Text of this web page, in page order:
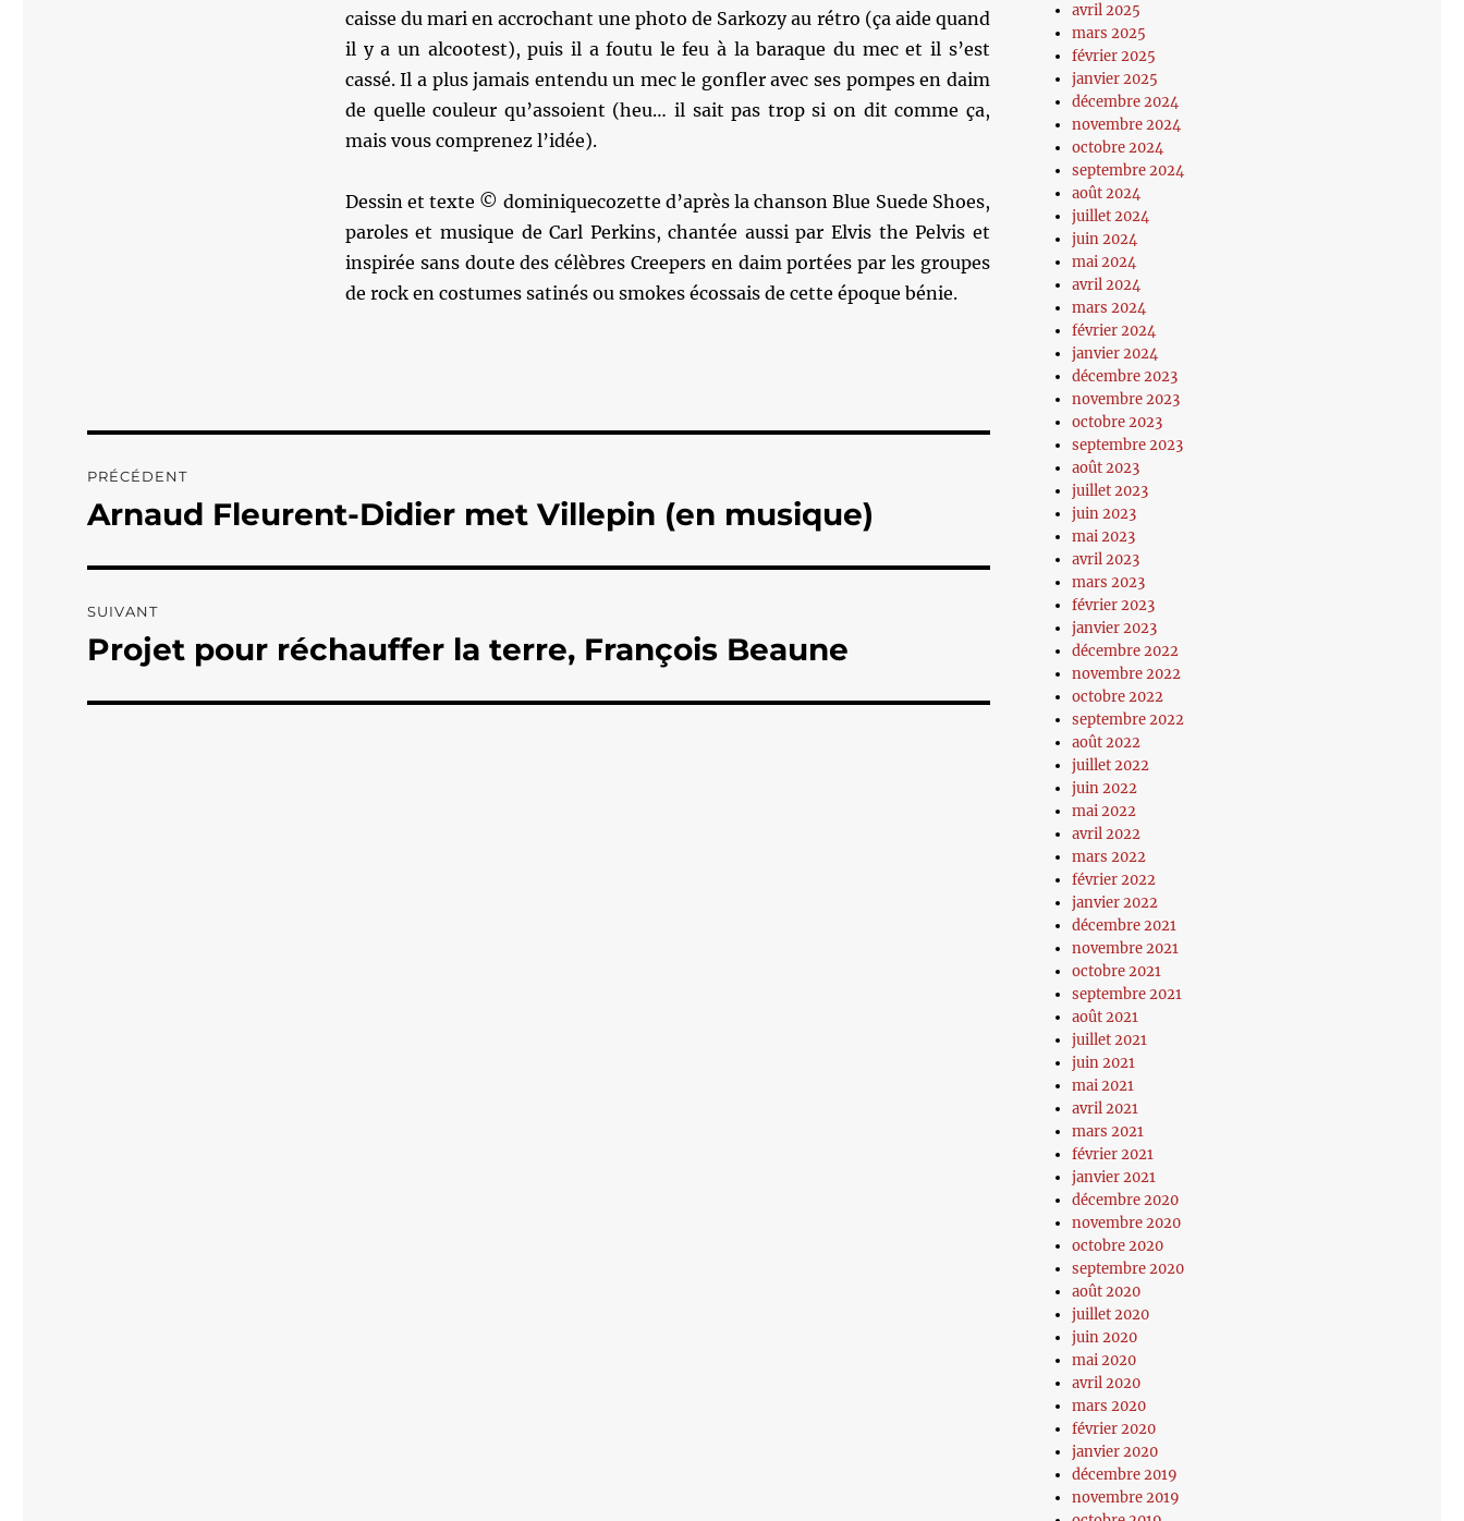
caisse du mari en accrochant une photo de Sarkozy au rétro (ça aide quand
il y a un alcootest), puis il a foutu le feu à la baraque du mec et il s’est
cassé. Il a plus jamais entendu un mec le gonfler avec ses pompes en daim
de quelle couleur qu’assoient (heu… il sait pas trop si on dit comme ça,
mais vous comprenez l’idée).
Dessin et texte © dominiquecozette d’après la chanson Blue Suede Shoes,
paroles et musique de Carl Perkins, chantée aussi par Elvis the Pelvis et
inspirée sans doute des célèbres Creepers en daim portées par les groupes
de rock en costumes satinés ou smokes écossais de cette époque bénie.
de
PRÉCÉDENT
Publication
Arnaud Fleurent-Didier met Villepin (en musique)
SUIVANT
Publication
Projet pour réchauffer la terre, François Beaune
avril 2025
mars 2025
février 2025
janvier 2025
décembre 2024
novembre 2024
octobre 2024
septembre 2024
août 2024
juillet 2024
juin 2024
mai 2024
avril 2024
mars 2024
février 2024
janvier 2024
décembre 2023
novembre 2023
octobre 2023
septembre 2023
août 2023
juillet 2023
juin 2023
mai 2023
avril 2023
mars 2023
février 2023
janvier 2023
décembre 2022
novembre 2022
octobre 2022
septembre 2022
août 2022
juillet 2022
juin 2022
mai 2022
avril 2022
mars 2022
février 2022
janvier 2022
décembre 2021
novembre 2021
octobre 2021
septembre 2021
août 2021
juillet 2021
juin 2021
mai 2021
avril 2021
mars 2021
février 2021
janvier 2021
décembre 2020
novembre 2020
octobre 2020
septembre 2020
août 2020
juillet 2020
juin 2020
mai 2020
avril 2020
mars 2020
février 2020
janvier 2020
décembre 2019
novembre 2019